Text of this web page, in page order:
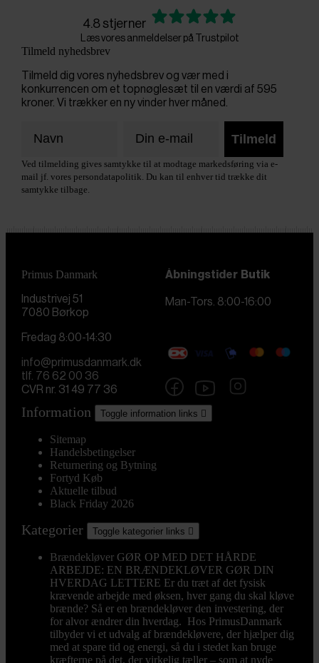
4.8 stjerner
Læs vores anmeldelser på Trustpilot
Tilmeld nyhedsbrev
Tilmeld dig vores nyhedsbrev og vær med i
konkurrencen om et topnøglesæt til en værdi af 595
kroner. Vi trækker en ny vinder hver måned.
Tilmeld
Ved tilmelding gives samtykke til at modtage markedsføring via e-
mail jf. vores persondatapolitik. Du kan til enhver tid trække dit
samtykke tilbage.
Primus Danmark
Industrivej 51
7080 Børkop
Åbningstider Butik
Man-Tors. 8:00-16:00
Fredag 8:00-14:30
info@primusdanmark.dk
tlf. 76 62 00 36
CVR nr. 31 49 77 36
Information Toggle information links 
Sitemap
Handelsbetingelser
Returnering og Bytning
Fortyd Køb
Aktuelle tilbud
Black Friday 2026
Kategorier Toggle kategorier links 
Brændekløver GØR OP MED DET HÅRDE
ARBEJDE: EN BRÆNDEKLØVER GØR DIN
HVERDAG LETTERE Er du træt af det fysisk
krævende arbejde med øksen, hver gang du skal kløve
brænde? Så er en brændekløver den investering, der
for alvor ændrer din hverdag. Hos PrimusDanmark
tilbyder vi et udvalg af brændekløvere, der hjælper dig
med at spare tid og energi, så du i stedet kan bruge
kræfterne på det, der virkelig tæller – som at nyde